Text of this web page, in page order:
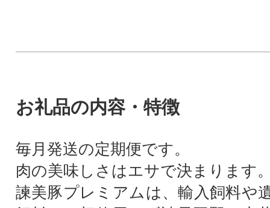
お礼品の内容・特徴
毎月発送の定期便です。
肉の美味しさはエサで決まります
諫美豚プレミアムは、輸入飼料や